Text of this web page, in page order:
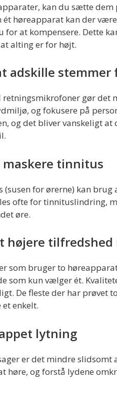
kan du sætte dem
høreapparat kan der
for at kompensere. Dette
alting er for højt.
adskille stemmer
retningsmikrofoner gør det
og fokusere på
og det bliver vanskeligt
tinnitus
(susen for ørerne) kan
ofte for tinnituslindring,
øre.
højere
som bruger to
som kun vælger ét.
De fleste der har prøvet
enkelt.
lytning
er det mindre
høre, og forstå lydene